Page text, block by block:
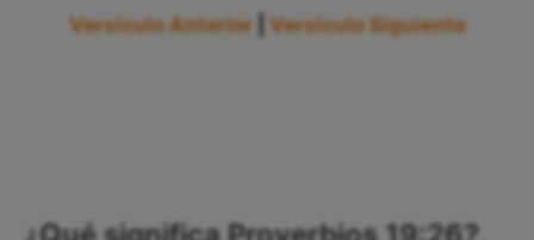
Versículo Anterior Versículo Siguiente